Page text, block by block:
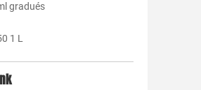
gradués
1 L